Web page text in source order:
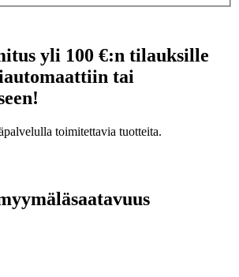
yli 100 €:n tilauksille
tai
toimitettavia tuotteita.